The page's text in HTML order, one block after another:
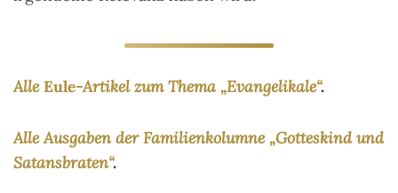
AlleEule-Artikel zum Thema „Evangelikale“.
Alle Ausgaben der Familienkolumne „Gotteskind und
Satansbraten“.